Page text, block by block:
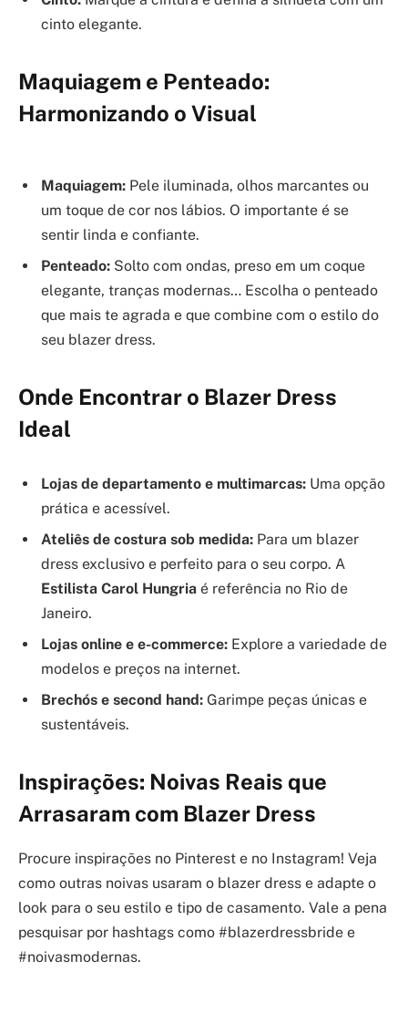
cinto elegante.
Maquiagem e Penteado:
Harmonizando o Visual
Maquiagem: Pele iluminada, olhos marcantes ou
um toque de cor nos lábios. O importante é se
sentir linda e confiante.
Penteado: Solto com ondas, preso em um coque
elegante, tranças modernas… Escolha o penteado
que mais te agrada e que combine com o estilo do
seu blazer dress.
Onde Encontrar o Blazer Dress
Ideal
Lojas de departamento e multimarcas: Uma opção
prática e acessível.
Ateliês de costura sob medida: Para um blazer
dress exclusivo e perfeito para o seu corpo. A
Estilista Carol Hungria é referência no Rio de
Janeiro.
Lojas online e e-commerce: Explore a variedade de
modelos e preços na internet.
Brechós e second hand: Garimpe peças únicas e
sustentáveis.
Inspirações: Noivas Reais que
Arrasaram com Blazer Dress
Procure inspirações no Pinterest e no Instagram! Veja
como outras noivas usaram o blazer dress e adapte o
look para o seu estilo e tipo de casamento. Vale a pena
pesquisar por hashtags como #blazerdressbride e
#noivasmodernas.